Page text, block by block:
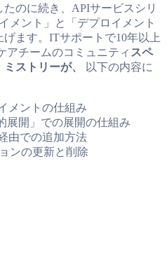
のに続き、APIサービスシリ
メント」と「デプロイメント
ます。ITサポートで10年以上
アチームのコミュニティ スペ
ストリーが、
以下の内容に
メントの仕組み
展開」での展開の仕組み
由での追加方法
ンの更新と削除